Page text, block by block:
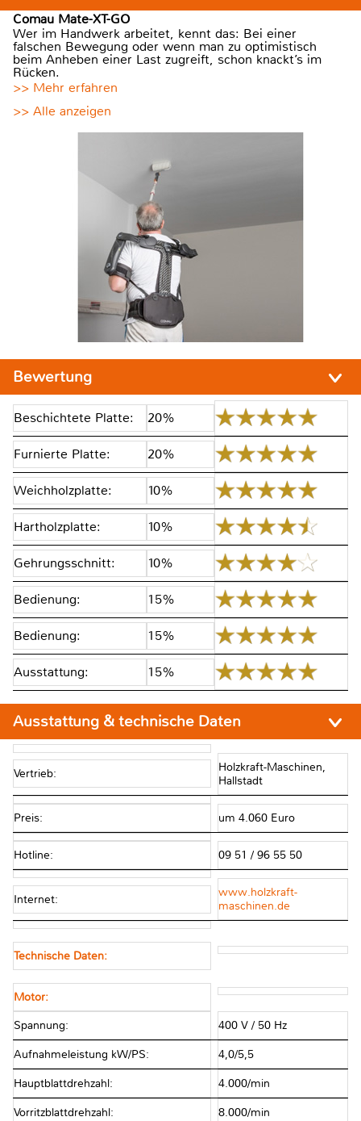
Comau Mate-XT-GO
Wer im Handwerk arbeitet, kennt das: Bei einer
falschen Bewegung oder wenn man zu optimistisch
beim Anheben einer Last zugreift, schon knackt’s im
Rücken.
>> Mehr erfahren
>> Alle anzeigen
Bewertung
Beschichtete Platte: 20%
Furnierte Platte: 20%
Weichholzplatte: 10%
Hartholzplatte: 10%
Gehrungsschnitt: 10%
Bedienung: 15%
Bedienung: 15%
Ausstattung: 15%
Ausstattung & technische Daten
Vertrieb:
Holzkraft-Maschinen,
Hallstadt
Preis: um 4.060 Euro
Hotline: 09 51 / 96 55 50
Internet:
www.holzkraft-
maschinen.de
Technische Daten:
Motor:
Spannung: 400 V / 50 Hz
Aufnahmeleistung kW/PS: 4,0/5,5
Hauptblattdrehzahl: 4.000/min
Vorritzblattdrehzahl: 8.000/min